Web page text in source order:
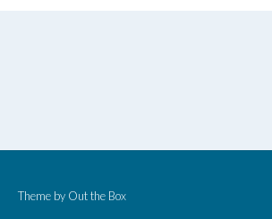
Theme by Out the Box